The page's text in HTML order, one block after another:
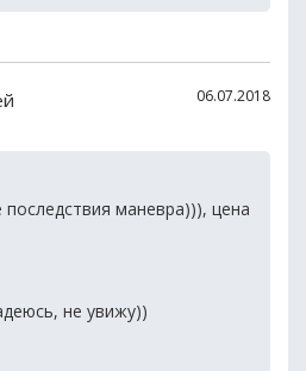
06.07.2018
последствия маневра))), цена
не увижу))